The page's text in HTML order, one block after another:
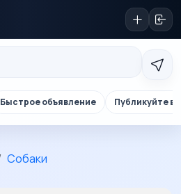
Быстрое объявление Публикуйте в
Собаки